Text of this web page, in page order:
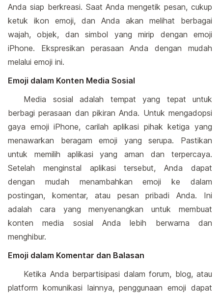
Anda siap berkreasi. Saat Anda mengetik pesan, cukup
ketuk ikon emoji, dan Anda akan melihat berbagai
wajah, objek, dan simbol yang mirip dengan emoji
iPhone. Ekspresikan perasaan Anda dengan mudah
melalui emoji ini.
Emoji dalam Konten Media Sosial
Media sosial adalah tempat yang tepat untuk
berbagi perasaan dan pikiran Anda. Untuk mengadopsi
gaya emoji iPhone, carilah aplikasi pihak ketiga yang
menawarkan beragam emoji yang serupa. Pastikan
untuk memilih aplikasi yang aman dan terpercaya.
Setelah menginstal aplikasi tersebut, Anda dapat
dengan mudah menambahkan emoji ke dalam
postingan, komentar, atau pesan pribadi Anda. Ini
adalah cara yang menyenangkan untuk membuat
konten media sosial Anda lebih berwarna dan
menghibur.
Emoji dalam Komentar dan Balasan
Ketika Anda berpartisipasi dalam forum, blog, atau
platform komunikasi lainnya, penggunaan emoji dapat